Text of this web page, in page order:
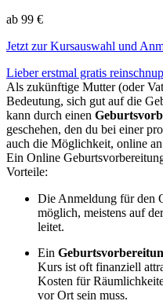
ab 99 €
Jetzt zur Kursauswahl und
Lieber erstmal gratis
Als zukünftige Mutter (oder
Bedeutung, sich gut auf die
kann durch einen
geschehen, den du bei einer
auch die Möglichkeit, online
Ein Online
Vorteile:
Die Anmeldung für den
möglich, meistens auf
leitet.
Ein
Kurs ist oft finanziell
Kosten für
vor Ort sein muss.